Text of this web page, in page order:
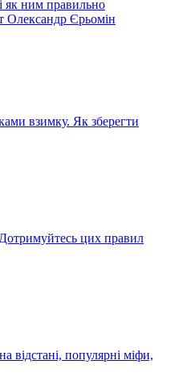
як ним правильно
Олександр Єрьомін
взимку. Як зберегти
цих правил
відстані, популярні міфи,